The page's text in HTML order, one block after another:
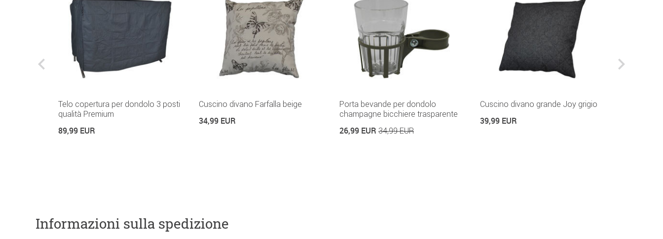
Telo copertura per dondolo 3 posti
qualità Premium
89,99 EUR
Cuscino divano Farfalla beige
34,99 EUR
Porta bevande per dondolo
champagne bicchiere trasparente
26,99 EUR 34,99 EUR
Cuscino divano grande Joy grigio
39,99 EUR
Informazioni sulla spedizione